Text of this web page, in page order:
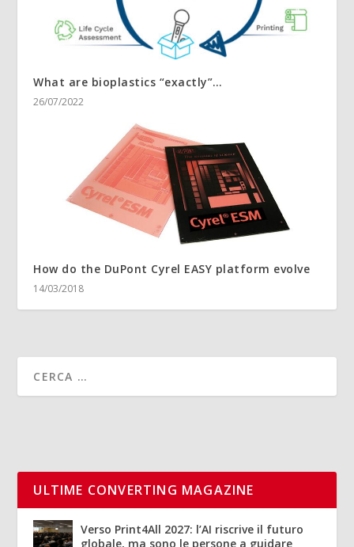
What are bioplastics “exactly”…
26/07/2022
How do the DuPont Cyrel EASY platform evolve
14/03/2018
ULTIME CONVERTING MAGAZINE
Verso Print4All 2027: l’AI riscrive il futuro
globale, ma sono le persone a guidare